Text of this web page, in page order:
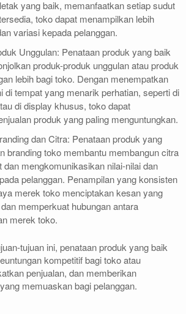
yang baik, memanfaatkan setiap sudut
toko dapat menampilkan lebih
variasi kepada pelanggan.
Unggulan: Penataan produk yang baik
produk-produk unggulan atau produk
lebih bagi toko. Dengan menempatkan
di tempat yang menarik perhatian, seperti di
di display khusus, toko dapat
produk yang paling menguntungkan.
dan Citra: Penataan produk yang
branding toko membantu membangun citra
dan mengkomunikasikan nilai-nilai dan
pelanggan. Penampilan yang konsisten
merek toko menciptakan kesan yang
memperkuat hubungan antara
merek toko.
tujuan ini, penataan produk yang baik
kompetitif bagi toko atau
penjualan, dan memberikan
memuaskan bagi pelanggan.